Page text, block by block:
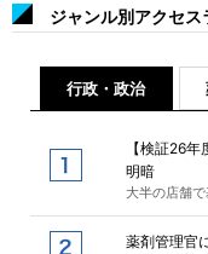
ジャンル別アクセス
行政・政治
【検証26
明暗
大半の店舗
薬剤管理官